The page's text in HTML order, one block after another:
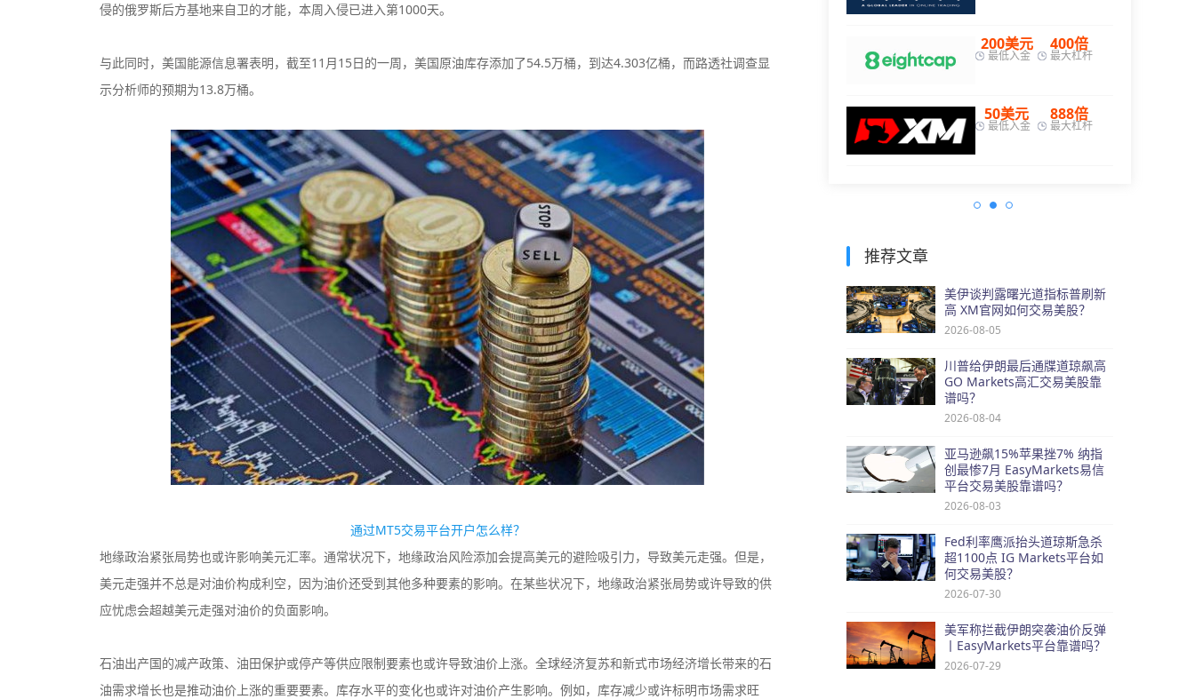
侵的俄罗斯后方基地来自卫的才能，本周入侵已进入第1000天。
与此同时，美国能源信息署表明，截至11月15日的一周，美国原油库存添加了54.5万桶，到达4.303亿桶，而路透社调查显
示分析师的预期为13.8万桶。
通过MT5交易平台开户怎么样？
地缘政治紧张局势也或许影响美元汇率。通常状况下，地缘政治风险添加会提高美元的避险吸引力，导致美元走强。但是，
美元走强并不总是对油价构成利空，因为油价还受到其他多种要素的影响。在某些状况下，地缘政治紧张局势或许导致的供
应忧虑会超越美元走强对油价的负面影响。
石油出产国的减产政策、油田保护或停产等供应限制要素也或许导致油价上涨。全球经济复苏和新式市场经济增长带来的石
油需求增长也是推动油价上涨的重要要素。库存水平的变化也或许对油价产生影响。例如，库存减少或许标明市场需求旺
最低入金 最大杠杆 最低入金 最大杠杆 最低入金 最大杠杆
888倍
最大杠杆
200美元
最低入金 最大杠杆
200美元
最低入金 最大杠杆
推荐文章
美伊谈判露曙光道指标普刷新
高 XM官网如何交易美股？
2026-08-05
川普给伊朗最后通牒道琼飙高
GO Markets高汇交易美股靠
谱吗？
2026-08-04
亚马逊飙15%苹果挫7% 纳指
创最惨7月 EasyMarkets易信
平台交易美股靠谱吗？
2026-08-03
Fed利率鹰派抬头道琼斯急杀
超1100点 IG Markets平台如
何交易美股？
2026-07-30
美军称拦截伊朗突袭油价反弹
丨EasyMarkets平台靠谱吗？
2026-07-29